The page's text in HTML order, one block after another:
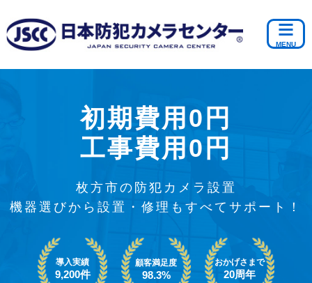
初期費用0円
工事費用0円
枚方市の防犯カメラ設置
機器選びから設置・修理もすべてサポート！
導入実績
9,200件
顧客満足度
98.3%
おかげさまで
20周年